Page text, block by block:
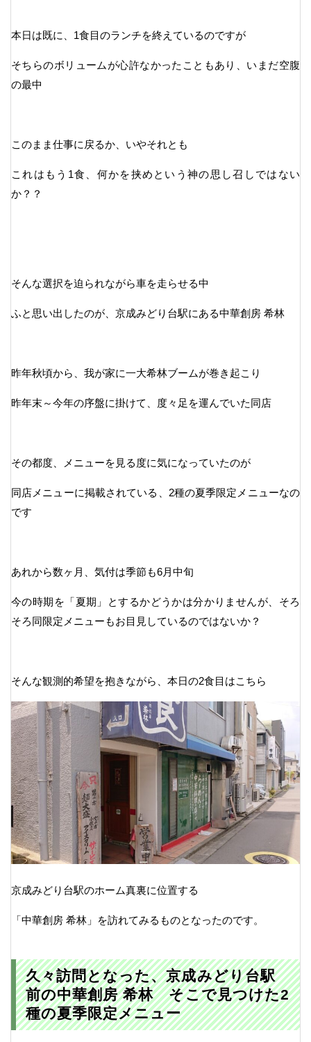
本日は既に、1食目のランチを終えているのですが
そちらのボリュームが心許なかったこともあり、いまだ空腹
の最中
このまま仕事に戻るか、いやそれとも
これはもう1食、何かを挟めという神の思し召しではない
か？？
そんな選択を迫られながら車を走らせる中
ふと思い出したのが、京成みどり台駅にある中華創房 希林
昨年秋頃から、我が家に一大希林ブームが巻き起こり
昨年末～今年の序盤に掛けて、度々足を運んでいた同店
その都度、メニューを見る度に気になっていたのが
同店メニューに掲載されている、2種の夏季限定メニューなの
です
あれから数ヶ月、気付は季節も6月中旬
今の時期を「夏期」とするかどうかは分かりませんが、そろ
そろ同限定メニューもお目見しているのではないか？
そんな観測的希望を抱きながら、本日の2食目はこちら
京成みどり台駅のホーム真裏に位置する
「中華創房 希林」を訪れてみるものとなったのです。
久々訪問となった、京成みどり台駅
前の中華創房 希林 そこで見つけた2
種の夏季限定メニュー